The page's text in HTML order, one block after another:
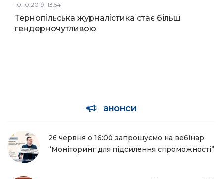
10.10.2019, 13:54
Тернопільська журналістика стає більш
гендерночутливою
анонси
26 червня о 16:00 запрошуємо на вебінар
“Моніторинг для підсилення спроможності”